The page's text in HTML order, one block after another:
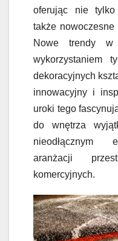
oferując nie
także
Nowe trendy w
wykorzystaniem
dekoracyjnych
innowacyjny i
uroki tego
do wnętrza
nieodłącznym
aranżacji
komercyjnych.